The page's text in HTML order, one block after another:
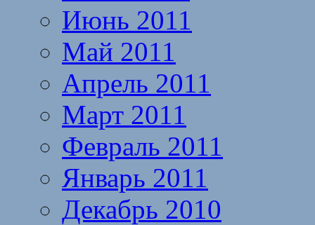
Июнь 2011
Май 2011
Апрель 2011
Март 2011
Февраль 2011
Январь 2011
Декабрь 2010